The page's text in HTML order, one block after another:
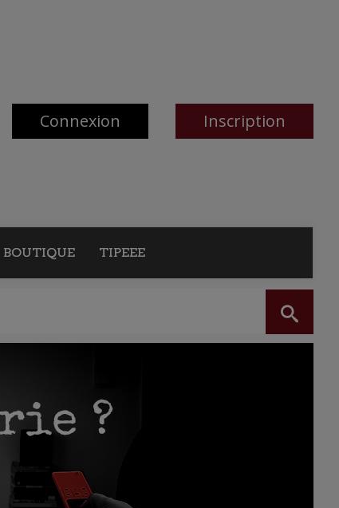
Connexion Inscription
BOUTIQUE TIPEEE